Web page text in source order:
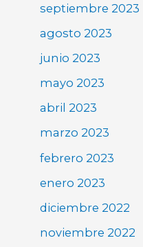
septiembre 2023
agosto 2023
junio 2023
mayo 2023
abril 2023
marzo 2023
febrero 2023
enero 2023
diciembre 2022
noviembre 2022